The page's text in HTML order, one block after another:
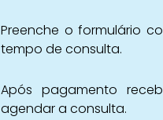
Preenche o formulário
tempo de consulta.
Após pagamento
agendar a consulta.